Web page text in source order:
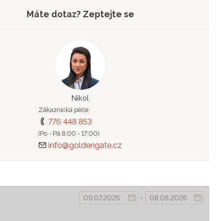
Máte dotaz? Zeptejte se
Nikol
Zákaznická péče
776 448 853
(Po - Pá 8:00 - 17:00)
info@goldengate.cz
-